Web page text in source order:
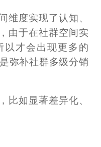
维度实现了认知、
由于在社群空间实
以才会出现更多的
弥补社群多级分销
比如显著差异化、